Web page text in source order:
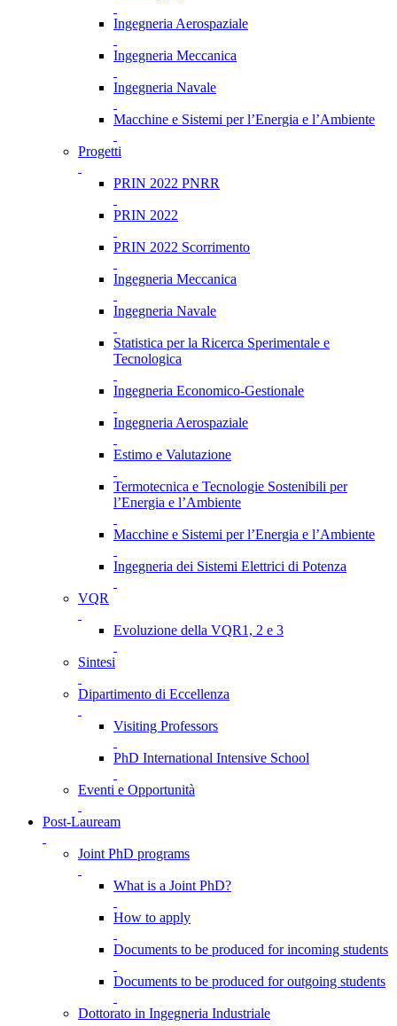
Ingegneria Aerospaziale
Ingegneria Meccanica
Ingegneria Navale
Macchine e Sistemi per l’Energia e l’Ambiente
Progetti
PRIN 2022 PNRR
PRIN 2022
PRIN 2022 Scorrimento
Ingegneria Meccanica
Ingegneria Navale
Statistica per la Ricerca Sperimentale e
Tecnologica
Ingegneria Economico-Gestionale
Ingegneria Aerospaziale
Estimo e Valutazione
Termotecnica e Tecnologie Sostenibili per
l’Energia e l’Ambiente
Macchine e Sistemi per l’Energia e l’Ambiente
Ingegneria dei Sistemi Elettrici di Potenza
VQR
Evoluzione della VQR1, 2 e 3
Sintesi
Dipartimento di Eccellenza
Visiting Professors
PhD International Intensive School
Eventi e Opportunità
Post-Lauream
Joint PhD programs
What is a Joint PhD?
How to apply
Documents to be produced for incoming students
Documents to be produced for outgoing students
Dottorato in Ingegneria Industriale